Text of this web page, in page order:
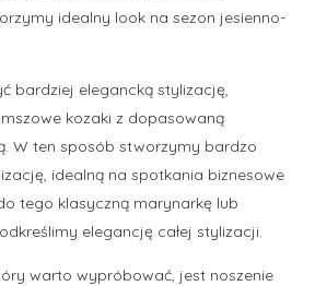
idealny look na sezon jesienno-
bardziej elegancką stylizację,
kozaki z dopasowaną
W ten sposób stworzymy bardzo
idealną na spotkania biznesowe
tego klasyczną marynarkę lub
elegancję całej stylizacji.
warto wypróbować, jest noszenie